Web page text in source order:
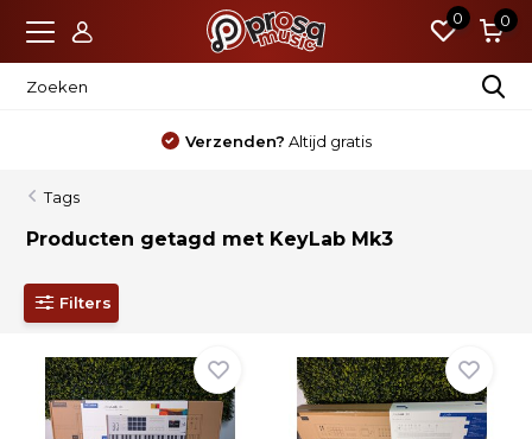
0 0
Verzenden? Altijd gratis
Tags
Producten getagd met KeyLab Mk3
Filters